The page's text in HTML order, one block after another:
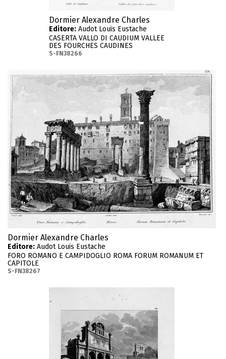
Dormier Alexandre Charles
Editore:Audot Louis Eustache
CASERTA VALLO DI CAUDIUM VALLEE
DES FOURCHES CAUDINES
S-FN38266
Dormier Alexandre Charles
Editore: Audot Louis Eustache
FORO ROMANO E CAMPIDOGLIO ROMA FORUM ROMANUM ET
CAPITOLE
S-FN38267